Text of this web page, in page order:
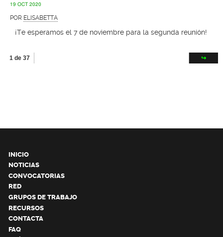
19 OCT 2020
POR ELISABETTA
¡Te esperamos el 7 de noviembre para la segunda reunión!
1 de 37 ↪
INICIO
NOTICIAS
CONVOCATORIAS
RED
GRUPOS DE TRABAJO
RECURSOS
CONTACTA
FAQ